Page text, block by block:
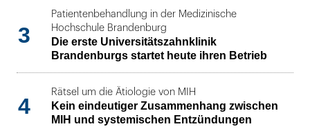
3
Patientenbehandlung in der Medizinische
Hochschule Brandenburg
Die erste Universitätszahnklinik
Brandenburgs startet heute ihren Betrieb
4
Rätsel um die Ätiologie von MIH
Kein eindeutiger Zusammenhang zwischen
MIH und systemischen Entzündungen